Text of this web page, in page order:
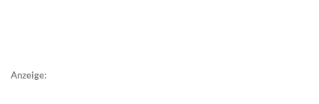
Anzeige: